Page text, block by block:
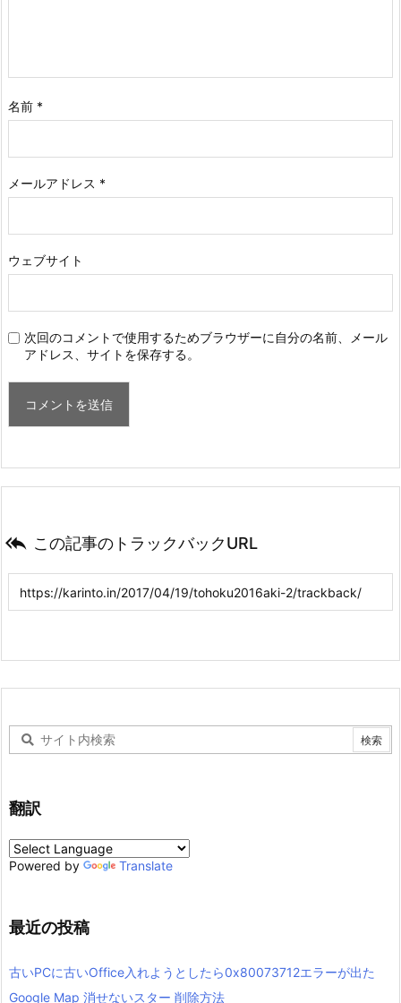
名前 *
メールアドレス *
ウェブサイト
次回のコメントで使用するためブラウザーに自分の名前、メール
アドレス、サイトを保存する。
 この記事のトラックバックURL
翻訳
Powered by Translate
最近の投稿
古いPCに古いOffice入れようとしたら0x80073712エラーが出た
Google Map 消せないスター 削除方法